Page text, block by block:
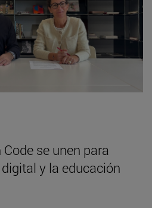
se unen para
y la educación